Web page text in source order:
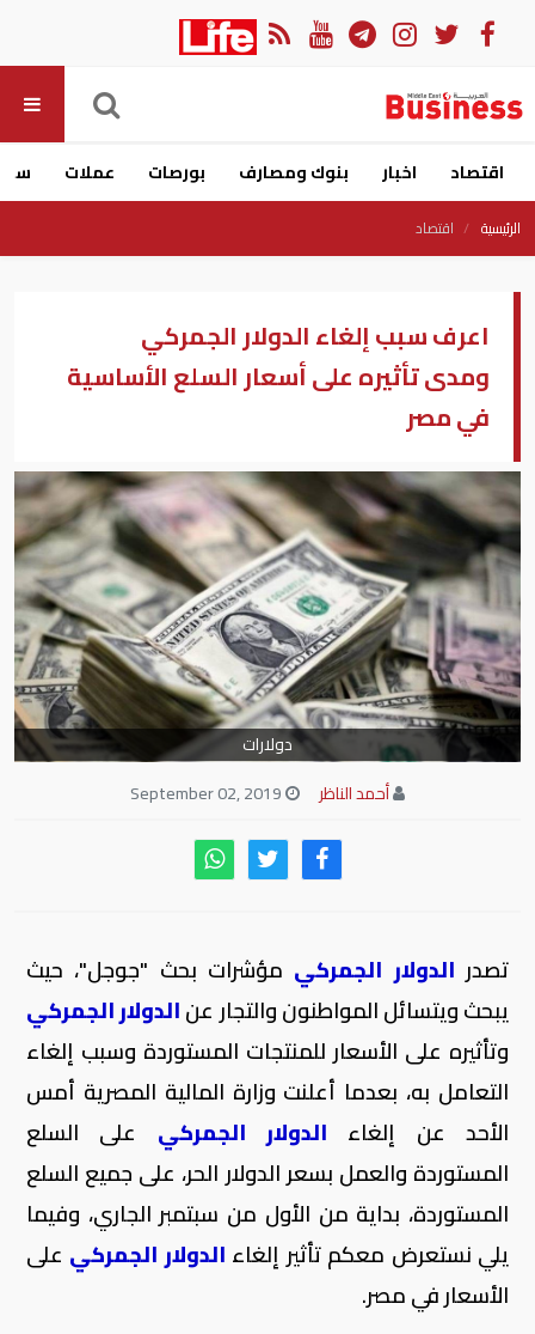
اقتصاد اخبار بنوك ومصارف بورصات عملات
الرئيسية اقتصاد
اعرف سبب إلغاء الدولار الجمركي
ومدى تأثيره على أسعار السلع الأساسية
في مصر
دولارات
أحمد الناظر
تصدر الدولار الجمركي مؤشرات بحث "جوجل"، حيث
يبحث ويتسائل المواطنون والتجار عنالدولار الجمركي
وتأثيره على الأسعار للمنتجات المستوردة وسبب إلغاء
التعامل به، بعدما أعلنت وزارة المالية المصرية أمس
الأحد عن إلغاء الدولار الجمركي على السلع
المستوردة والعمل بسعر الدولار الحر، على جميع السلع
المستوردة، بداية من الأول من سبتمبر الجاري، وفيما
يلي نستعرض معكم تأثير إلغاء الدولار الجمركي على
الأسعار في مصر.